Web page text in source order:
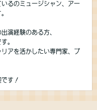
るのミュージシャン、アー
演経験のある方、
。
アを活かしたい専門家、プ
す！